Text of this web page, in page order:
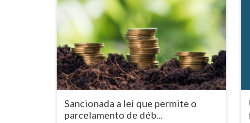
Sancionada a lei que permite o
parcelamento de déb...